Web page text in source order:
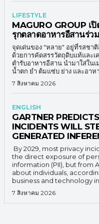
LIFESTYLE
MAGURO GROUP เ
รุกตลาดอาหารอีสานร่ว
จุดเด่นของ "หลาย" อยู่ที่รสชา
ด้วยการคัดสรรวัตถุดิบแท้และเ
ตำรับอาหารอีสาน นำมาใส่ใน
น้ำตก ยำ ต้มแซ่บ ย่าง และอาห
7 สิงหาคม 2026
ENGLISH
GARTNER
INCIDENTS WILL
GENERATED
By 2029, most privacy
the direct exposure of
information (PII), but from
about individuals,
business and technology
7 สิงหาคม 2026